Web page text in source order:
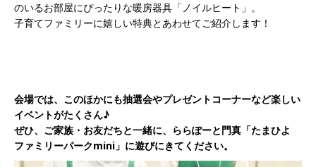
のいるお部屋にぴったりな暖房器具「ノイルヒート」。
子育てファミリーに嬉しい特典とあわせてご紹介します！
会場では、このほかにも抽選会やプレゼントコーナーなど楽しい
イベントがたくさん♪
ぜひ、ご家族・お友だちと一緒に、ららぽーと門真「たまひよ
ファミリーパークmini」に遊びにきてください。